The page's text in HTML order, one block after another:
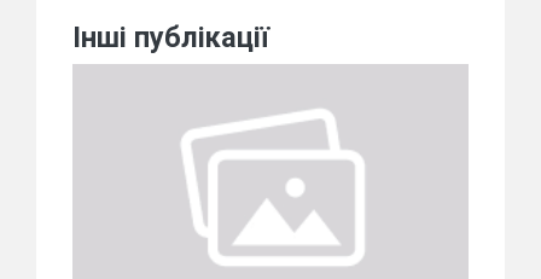
Інші публікації